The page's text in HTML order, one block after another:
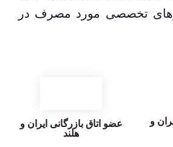
تخصصی مورد مصرف در
و
عضو اتاق بازرگانی ایران و
هلند